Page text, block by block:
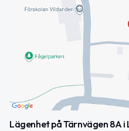
Lägenhet på Tärnvägen 8A